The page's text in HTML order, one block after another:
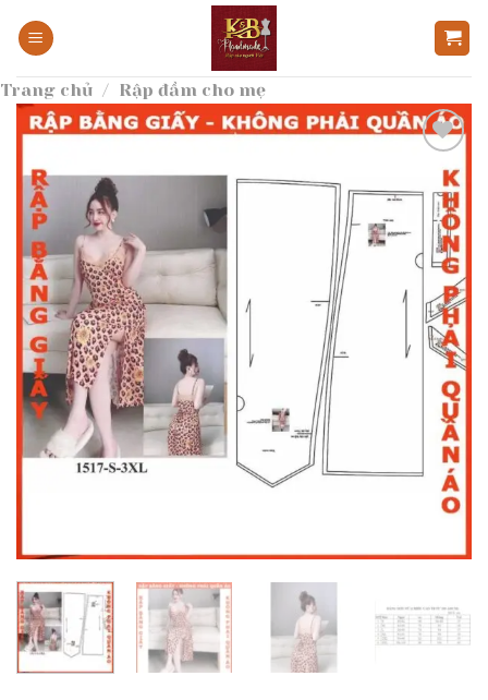
qua
dung
Trang chủ / Rập đầm cho mẹ
Add to
wishlist